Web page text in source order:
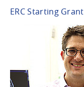
ERC Starting Grant